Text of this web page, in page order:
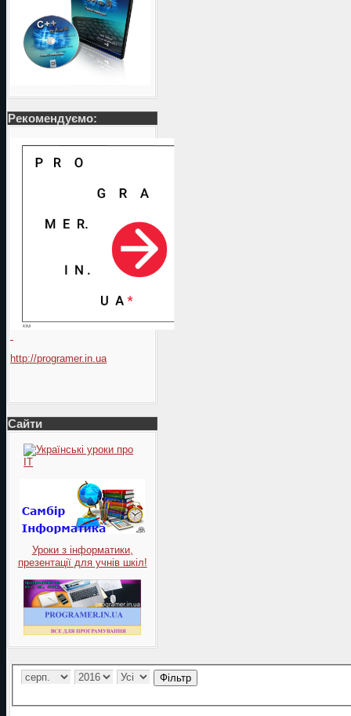
Рекомендуємо:
http://programer.in.ua
Сайти
Уроки з інформатики,
презентації для учнів шкіл!
Фільтр